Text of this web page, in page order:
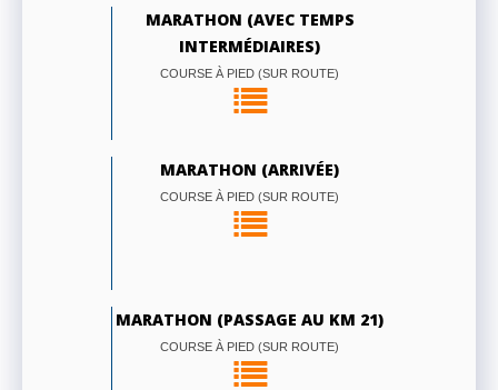
MARATHON (AVEC TEMPS
INTERMÉDIAIRES)
COURSE À PIED (SUR ROUTE)
MARATHON (ARRIVÉE)
COURSE À PIED (SUR ROUTE)
MARATHON (PASSAGE AU KM 21)
COURSE À PIED (SUR ROUTE)